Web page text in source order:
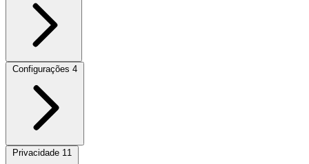
Configurações 4
Privacidade 11